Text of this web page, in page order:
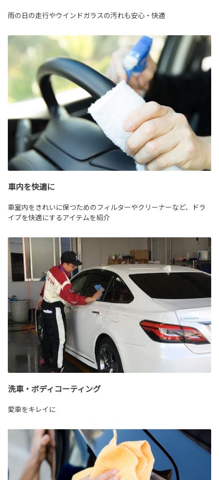
雨の日の走行やウインドガラスの汚れも安心・快適
車内を快適に
車室内をきれいに保つためのフィルターやクリーナーなど、ドラ
イブを快適にするアイテムを紹介
洗車・ボディコーティング
愛車をキレイに